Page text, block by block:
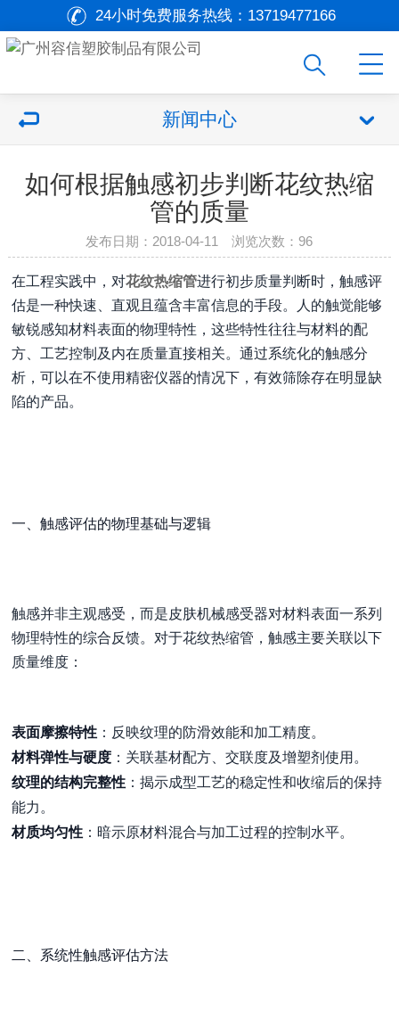
24小时免费服务热线： 13719477166
新闻中心
如何根据触感初步判断花纹热缩
管的质量
发布日期：2018-04-11 浏览次数：96
在工程实践中，对花纹热缩管进行初步质量判断时，触感评
估是一种快速、直观且蕴含丰富信息的手段。人的触觉能够
敏锐感知材料表面的物理特性，这些特性往往与材料的配
方、工艺控制及内在质量直接相关。通过系统化的触感分
析，可以在不使用精密仪器的情况下，有效筛除存在明显缺
陷的产品。
一、触感评估的物理基础与逻辑
触感并非主观感受，而是皮肤机械感受器对材料表面一系列
物理特性的综合反馈。对于花纹热缩管，触感主要关联以下
质量维度：
表面摩擦特性 ：反映纹理的防滑效能和加工精度。
材料弹性与硬度 ：关联基材配方、交联度及增塑剂使用。
纹理的结构完整性 ：揭示成型工艺的稳定性和收缩后的保持
能力。
材质均匀性 ：暗示原材料混合与加工过程的控制水平。
二、系统性触感评估方法